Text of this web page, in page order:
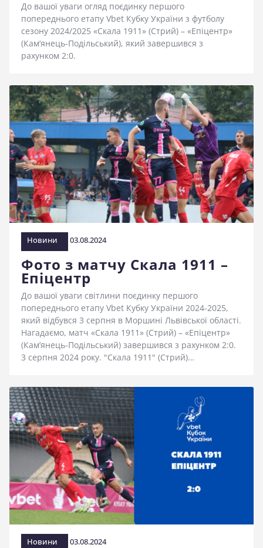
До вашої уваги огляд поєдинку першого
попереднього етапу Vbet Кубку України з футболу
сезону 2024/2025 «Скала 1911» (Стрий) – «Епіцентр»
(Кам’янець-Подільський), який завершився з
рахунком 2:0.
Новини 03.08.2024
Фото з матчу Скала 1911 –
Епіцентр
До вашої уваги світлини поєдинку першого
попереднього етапу Vbet Кубку України 2024-2025,
який відбувся 3 серпня в Моршині Львівської області.
Нагадаємо, матч «Скала 1911» (Стрий) – «Епіцентр»
(Кам’янець-Подільський) завершився з рахунком 2:0.
3 серпня 2024 року. "Скала 1911" (Стрий)…
Новини 03.08.2024